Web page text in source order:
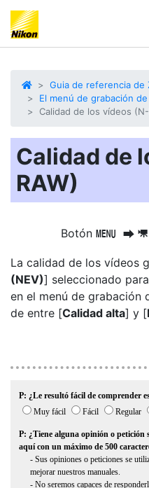
Guia de referencia de
El menú de grabación
Calidad de los vídeos (N-
Calidad de
RAW)
Botón G U 1
La calidad de los vídeos
(NEV)] seleccionado
en el menú de grabación
de entre [Calidad alta] y [